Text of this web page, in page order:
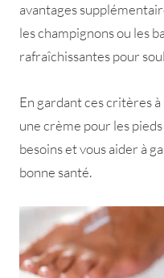
avantages
les champignons ou les
rafraîchissantes pour
En gardant ces critères
une crème pour les
besoins et vous aider à
bonne santé.